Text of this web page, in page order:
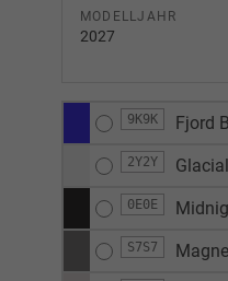
MODELLJAHR
2027
9K9K Fjord
2Y2Y
0E0E
S7S7